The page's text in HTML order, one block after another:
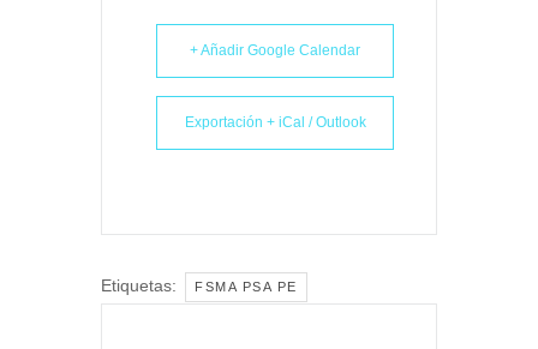
+ Añadir Google Calendar
Exportación + iCal / Outlook
Etiquetas: FSMA PSA PE